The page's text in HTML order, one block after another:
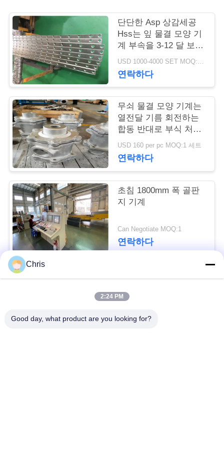
연
락
주
세
요
뉴
스
인
용
문
을
요
하
단단한 Asp 상감세공
Hss는 잎 물결 모양 기
계 부속을 3-12 달 보장
을 잘라냈습니다
USD 1000-4000 SET MOQ:1개 세트
연락하다
무쇠 물결 모양 기계는
열전달 기름 회전하는
합동 반대로 부식 처리
를 분해합니다
USD 160 per pc MOQ:1 세트
연락하다
초침 1800mm 폭 골판
지 기계
Can Negotiate MOQ:1
연락하다
비 부직물 산업용 롤러
Chris
2:24 PM
Good day, what product are you looking for?